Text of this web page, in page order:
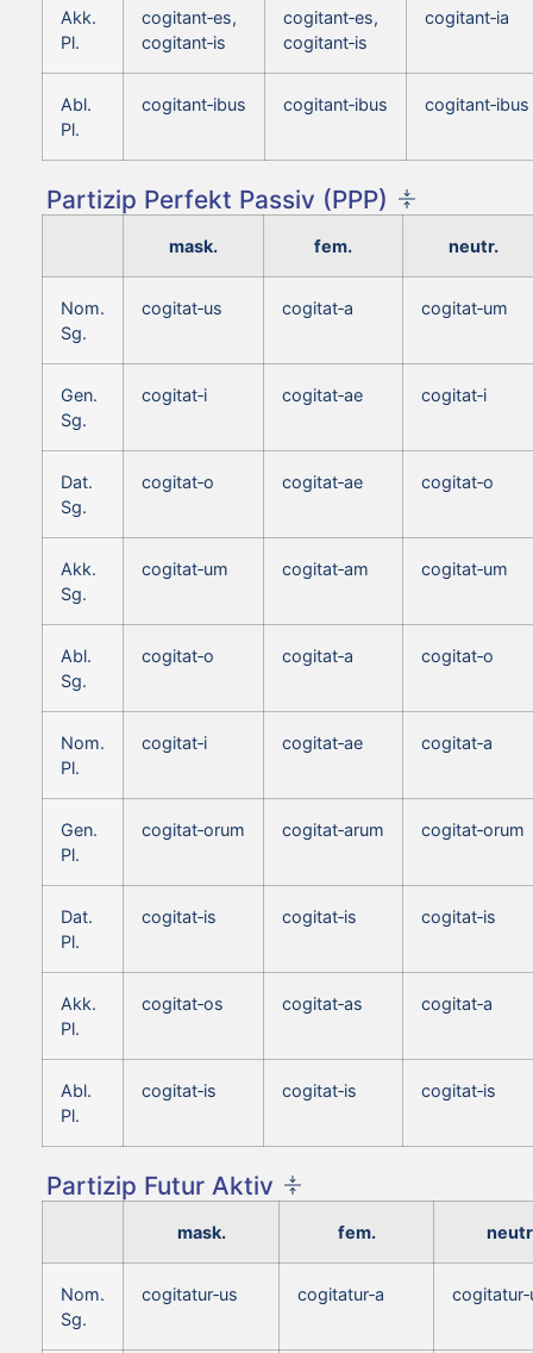
Akk.
Pl.
cogitant‑es,
cogitant‑is
cogitant‑es,
cogitant‑is
cogitant‑ia
Abl.
Pl.
cogitant‑ibus cogitant‑ibus cogitant‑ibus
Partizip Perfekt Passiv (PPP)
mask. fem. neutr.
Nom.
Sg.
cogitat‑us cogitat‑a cogitat‑um
Gen.
Sg.
cogitat‑i cogitat‑ae cogitat‑i
Dat.
Sg.
cogitat‑o cogitat‑ae cogitat‑o
Akk.
Sg.
cogitat‑um cogitat‑am cogitat‑um
Abl.
Sg.
cogitat‑o cogitat‑a cogitat‑o
Nom.
Pl.
cogitat‑i cogitat‑ae cogitat‑a
Gen.
Pl.
cogitat‑orum cogitat‑arum cogitat‑orum
Dat.
Pl.
cogitat‑is cogitat‑is cogitat‑is
Akk.
Pl.
cogitat‑os cogitat‑as cogitat‑a
Abl.
Pl.
cogitat‑is cogitat‑is cogitat‑is
Partizip Futur Aktiv
mask. fem.
Nom.
Sg.
cogitatur‑us cogitatur‑a